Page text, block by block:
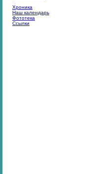
Хроника
Наш календарь
Фототека
Ссылки